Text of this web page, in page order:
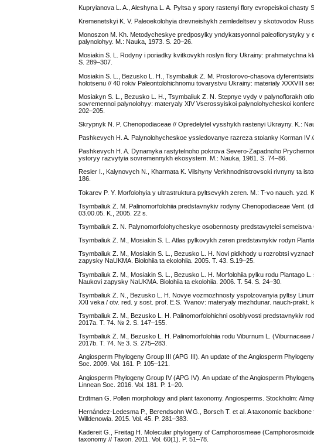
Kupryianova L. A., Aleshyna L. A. Pyltsa y spory rastenyi flory evropeiskoi chasty
Kremenetskyi K. V. Paleoekolohyia drevneishykh zemledeltsev y skotovodov
Monoszon M. Kh. Metodycheskye predposylky yndykatsyonnoi paleoflorystyky
palynolohyy. M.: Nauka, 1973. S. 20–26.
Mosiakin S. L. Rodyny i poriadky kvitkovykh roslyn flory Ukrainy: prahmatychna
S. 289–307.
Mosiakin S. L., Bezusko L. H., Tsymbaliuk Z. M. Prostorovo-chasova
holotsenu // 40 rokiv Paleontolohichnomu tovarystvu Ukrainy: materialy XXXVIII
Mosiakyn S. L., Bezusko L. H., Tsymbaliuk Z. N. Stepnye vydy v palynoflorakh
sovremennoi palynolohyy: materyaly XIV Vserossyiskoi palynolohycheskoi
202–205.
Skrypnyk N. P. Chenopodiaceae // Opredelytel vysshykh rastenyi Ukrayny. K.:
Pashkevych H. A. Palynolohycheskoe yssledovanye razreza stoianky Korman IV
Pashkevych H. A. Dynamyka rastytelnoho pokrova Severo-Zapadnoho
ystoryy razvytyia sovremennykh ekosystem. M.: Nauka, 1981. S. 74–86.
Resler I., Kalynovych N., Kharmata K. Vilshyny Verkhnodnistrovsoki rivnyny ta
186.
Tokarev P. Y. Morfolohyia y ultrastruktura pyltsevykh zeren. M.: T-vo nauch. yzd.
Tsymbaliuk Z. M. Palinomorfolohiia predstavnykiv rodyny Chenopodiaceae
03.00.05. K., 2005. 22 s.
Tsymbaliuk Z. N. Palynomorfolohycheskye osobennosty predstavytelei
Tsymbaliuk Z. M., Mosiakin S. L. Atlas pylkovykh zeren predstavnykiv rodyn
Tsymbaliuk Z. M., Mosiakin S. L., Bezusko L. H. Novi pidkhody u rozrobtsi
zapysky NaUKMA. Biolohiia ta ekolohiia. 2005. T. 43. S.19–25.
Tsymbaliuk Z. M., Mosiakin S. L., Bezusko L. H. Morfolohiia pylku rodu Plantago
Naukovi zapysky NaUKMA. Biolohiia ta ekolohiia. 2006. T. 54. S. 24–30.
Tsymbaliuk Z. N., Bezusko L. H. Novye vozmozhnosty yspolzovanyia pyltsy
XXI veka / otv. red. y sost. prof. E.S. Yvanov: materyaly mezhdunar. nauch-prakt.
Tsymbaliuk Z. M., Bezusko L. H. Palinomorfolohichni osoblyvosti predstavnykiv
2017a. T. 74. № 2. S. 147–155.
Tsymbaliuk Z. M., Bezusko L. H. Palinomorfolohiia rodu Viburnum L.
2017b. T. 74. № 3. S. 275–283.
Angiosperm Phylogeny Group III (APG III). An update of the Angiosperm
Soc. 2009. Vol. 161. P. 105–121.
Angiosperm Phylogeny Group IV (APG IV). An update of the Angiosperm
Linnean Soc. 2016. Vol. 181. P. 1–20.
Erdtman G. Pollen morphology and plant taxonomy. Angiosperms. Stockholm:
Hernández-Ledesma P., Berendsohn W.G., Borsch T. et al. A taxonomic
Willdenowia. 2015. Vol. 45. P. 281–383.
Kadereit G., Freitag H. Molecular phylogeny of Camphorosmeae
taxo­nomy // Taxon. 2011. Vol. 60(1). P. 51–78.